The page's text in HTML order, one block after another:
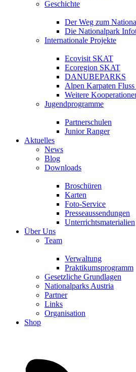
Geschichte
Der Weg zum
Die Nationalpark
Internationale Projekte
Ecovisit SKAT
Ecoregion SKAT
DANUBEPARKS
Alpen Karpaten
Weitere
Jugendprogramme
Partnerschulen
Junior Ranger
Aktuelles
News
Blog
Downloads
Broschüren
Karten
Foto-Service
Presseaussendungen
Unterrichtsmaterialien
Über Uns
Team
Verwaltung
Praktikumsprogramm
Gesetzliche Grundlagen
Nationalparks Austria
Partner
Links
Organisation
Shop